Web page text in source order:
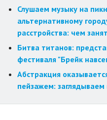
Слушаем музыку на
альтернативному
расстройства: чем
Битва титанов:
фестиваля "Брейк
Абстракция
пейзажем: заглядываем